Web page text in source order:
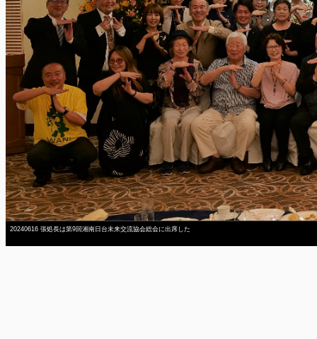
20240616 張処長は第9回湘南日台未来交流協会総会に出席した